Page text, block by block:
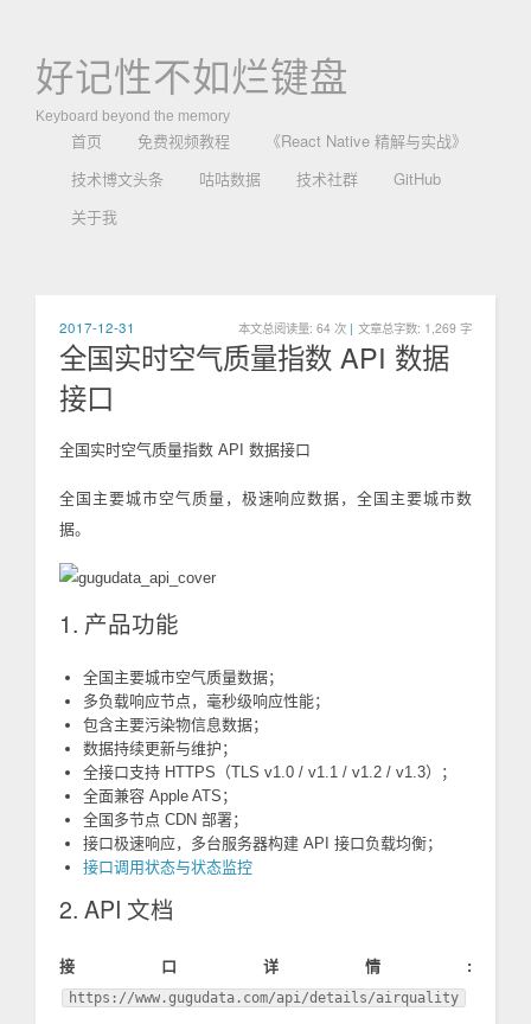
好记性不如烂键盘
Keyboard beyond the memory
首页 免费视频教程
《React Native 精解与实战》
技术博文头条
咕咕数据 技术社群
GitHub
关于我
2017-12-31 本文总阅读量: 64 次 | 文章总字数: 1,269 字
全国实时空气质量指数 API 数据
接口
全国实时空气质量指数 API 数据接口
全国主要城市空气质量，极速响应数据，全国主要城市数
据。
1. 产品功能
全国主要城市空气质量数据；
多负载响应节点，毫秒级响应性能；
包含主要污染物信息数据；
数据持续更新与维护；
全接口支持 HTTPS（TLS v1.0 / v1.1 / v1.2 / v1.3）；
全面兼容 Apple ATS；
全国多节点 CDN 部署；
接口极速响应，多台服务器构建 API 接口负载均衡；
接口调用状态与状态监控
2. API 文档
接口详情:
https://www.gugudata.com/api/details/airquality